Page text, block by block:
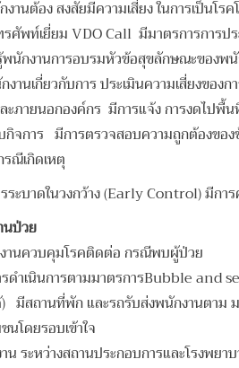
นต้อง สงสัยมีความเสี่ยง ในการเป็นโ
ศัพท์เยี่ยม VDO Call มีมาตรการการปร
นักงานการอบรมหัวข้อสุขลักษณะของพ
นเกี่ยวกับการ ประเมินความเสี่ยงขอ
ภายนอกองค์กร มีการแจ้ง การงดไปพื้
กิจการ มีการตรวจสอบความถูกต้องข
ณีเกิดเหตุ
ระบาดในวงกว้าง (Early Control)มีกา
นป่วย
นควบคุมโรคติดต่อ กรณีพบผู้ป่วย
ำเนินการตามมาตรการBubble and
มีสถานที่พัก และรถรับส่งพนักงานตาม
โดยรอบเข้าใจ
ระหว่างสถานประกอบการและโรงพยา